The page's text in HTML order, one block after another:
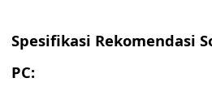
Spesifikasi Rekomendasi
PC: